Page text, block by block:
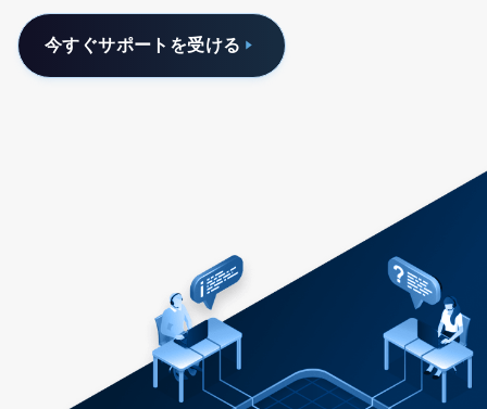
今すぐサポートを受ける